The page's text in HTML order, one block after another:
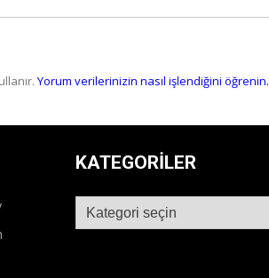
Yorum verilerinizin nasıl işlendiğini öğrenin.
KATEGORILER